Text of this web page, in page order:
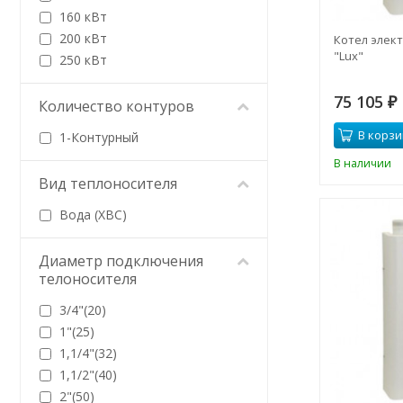
Котел
"Lux"
75 105 ₽
В
В наличии
160 кВт
200 кВт
250 кВт
Количество контуров
1-Контурный
Вид теплоносителя
Вода (ХВС)
Диаметр подключения
телоносителя
3/4"(20)
1"(25)
1,1/4"(32)
1,1/2"(40)
2"(50)